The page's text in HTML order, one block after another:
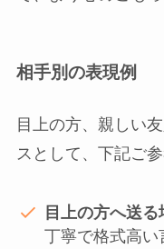
相手別の表現例
目上の方、親しい
スとして、下記ご参
目上の方へ送る
丁寧で格式高い